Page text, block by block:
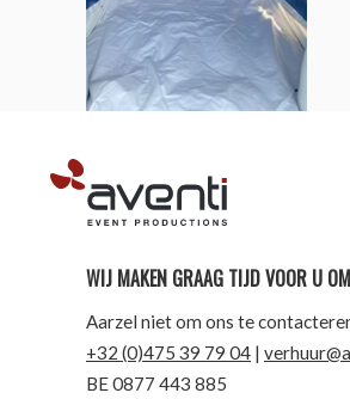
AVENTI | EVENT
WIJ MAKEN GRAAG TIJD VOOR U
Aarzel niet om ons te
+32 (0)475 39 79 04 |
BE 0877 443 885